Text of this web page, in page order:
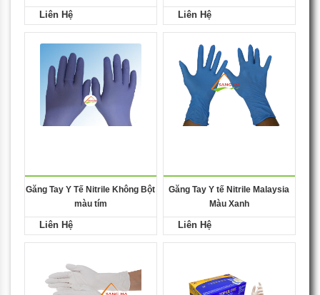
Liên Hệ Liên Hệ
Găng Tay Y Tế Nitrile Không Bột
màu tím
Liên Hệ
Găng Tay Y tế Nitrile Malaysia
Màu Xanh
Liên Hệ